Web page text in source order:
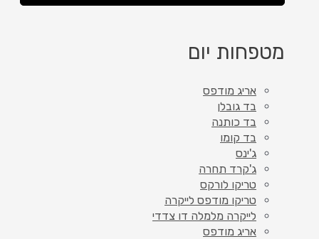
מטפחות יום
אריג מודפס
בד גובלן
בד כותנה
בד קומו
ג'ינס
ג'קרד תחרה
טריקו לורקס
טריקו מודפס לייקרה
לייקרה מלמלה דו צדדי
אריג מודפס